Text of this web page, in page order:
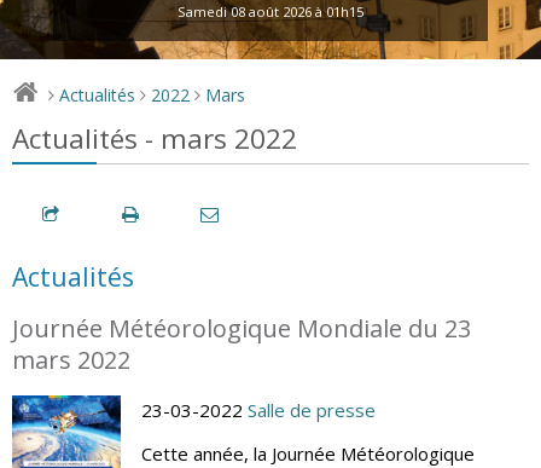
Samedi 08 août 2026 à 01h15
> Actualités > 2022 > Mars
Actualités - mars 2022
Actualités
Journée Météorologique Mondiale du 23
mars 2022
23-03-2022 Salle de presse
Cette année, la Journée Météorologique